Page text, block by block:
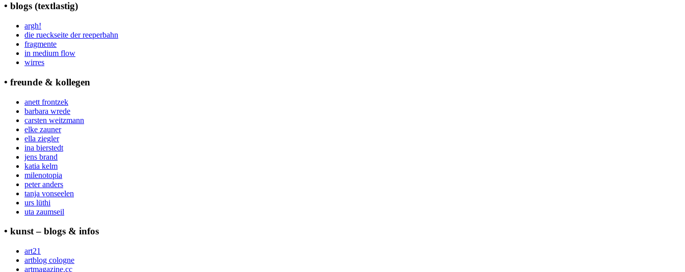
• blogs (textlastig)
argh!
die rueckseite der reeperbahn
fragmente
in medium flow
wirres
• freunde & kollegen
anett frontzek
barbara wrede
carsten weitzmann
elke zauner
ella ziegler
ina bierstedt
jens brand
katia kelm
milenotopia
peter anders
tanja vonseelen
urs lüthi
uta zaumseil
• kunst – blogs & infos
art21
artblog cologne
artmagazine.cc